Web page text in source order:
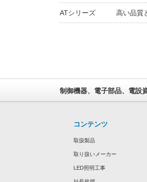
ATシリーズ 高い品質と
制御機器、電子部品、電設
コンテンツ
取扱製品
取り扱いメーカー
LED照明工事